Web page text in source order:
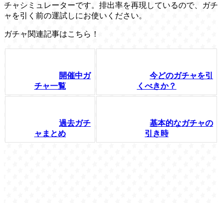
チャシミュレーターです。排出率を再現しているので、ガチ
ャを引く前の運試しにお使いください。
ガチャ関連記事はこちら！
開催中ガ
チャ一覧
今どのガチャを引
くべきか？
過去ガチ
ャまとめ
基本的なガチャの
引き時